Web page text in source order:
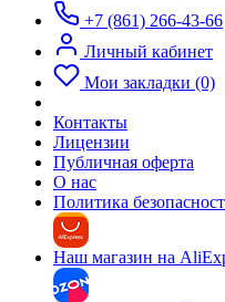
+7 (861) 266-43-66
Личный кабинет
Мои закладки (0)
Контакты
Лицензии
Публичная оферта
О нас
Политика
Наш магазин на